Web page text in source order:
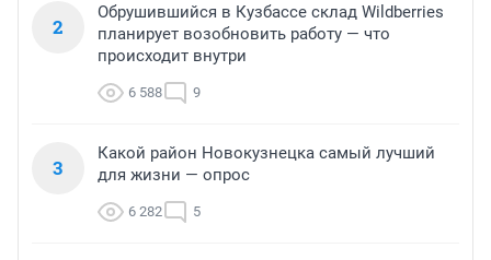
2
Обрушившийся в Кузбассе склад Wildberries
планирует возобновить работу — что
происходит внутри
6 588 9
3
Какой район Новокузнецка самый лучший
для жизни — опрос
6 282 5